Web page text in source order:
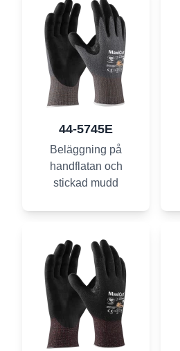
44-5745E
Beläggning på
handflatan och
stickad mudd